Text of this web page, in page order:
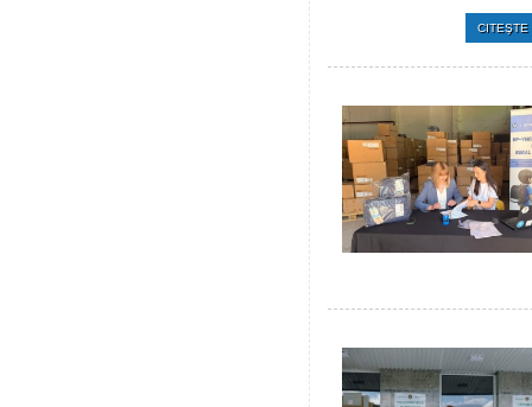
CITEŞTE